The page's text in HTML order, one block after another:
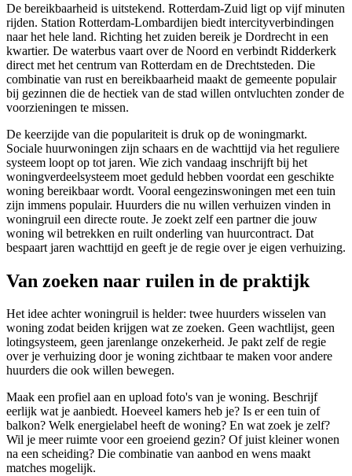
De bereikbaarheid is uitstekend. Rotterdam-Zuid ligt op vijf minuten
rijden. Station Rotterdam-Lombardijen biedt intercityverbindingen
naar het hele land. Richting het zuiden bereik je Dordrecht in een
kwartier. De waterbus vaart over de Noord en verbindt Ridderkerk
direct met het centrum van Rotterdam en de Drechtsteden. Die
combinatie van rust en bereikbaarheid maakt de gemeente populair
bij gezinnen die de hectiek van de stad willen ontvluchten zonder de
voorzieningen te missen.
De keerzijde van die populariteit is druk op de woningmarkt.
Sociale huurwoningen zijn schaars en de wachttijd via het reguliere
systeem loopt op tot jaren. Wie zich vandaag inschrijft bij het
woningverdeelsysteem moet geduld hebben voordat een geschikte
woning bereikbaar wordt. Vooral eengezinswoningen met een tuin
zijn immens populair. Huurders die nu willen verhuizen vinden in
woningruil een directe route. Je zoekt zelf een partner die jouw
woning wil betrekken en ruilt onderling van huurcontract. Dat
bespaart jaren wachttijd en geeft je de regie over je eigen verhuizing.
Van zoeken naar ruilen in de praktijk
Het idee achterwoningruil is helder: twee huurders wisselen van
woning zodat beiden krijgen wat ze zoeken. Geen wachtlijst, geen
lotingsysteem, geen jarenlange onzekerheid. Je pakt zelf de regie
over je verhuizing door je woning zichtbaar te maken voor andere
huurders die ook willen bewegen.
Maak een profiel aan en upload foto's van je woning. Beschrijf
eerlijk wat je aanbiedt. Hoeveel kamers heb je? Is er een tuin of
balkon? Welk energielabel heeft de woning? En wat zoek je zelf?
Wil je meer ruimte voor een groeiend gezin? Of juist kleiner wonen
na een scheiding? Die combinatie van aanbod en wens maakt
matches mogelijk.